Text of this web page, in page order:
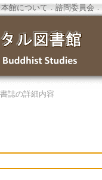
本館について ． 諮問委員会．
書誌の詳細内容